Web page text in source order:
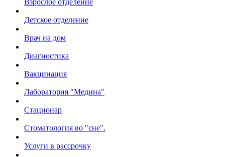
Взрослое отделение
Детское отделение
Врач на дом
Диагностика
Вакцинация
Лаборатория "Медина"
Стационар
Стоматология во "сне".
Услуги в рассрочку